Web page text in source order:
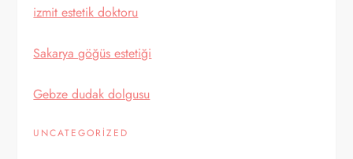
izmit estetik doktoru
Sakarya göğüs estetiği
Gebze dudak dolgusu
UNCATEGORIZED